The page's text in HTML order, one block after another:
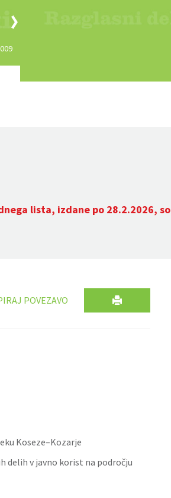
lista, izdane po 28.2.2026, so
POVEZAVO
Koseze–Kozarje
delih v javno korist na področju